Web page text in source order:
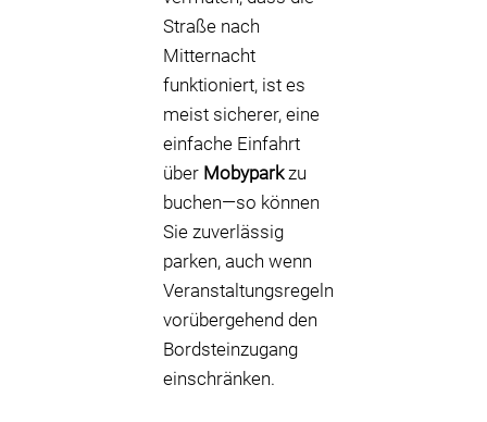
Straße nach
Mitternacht
funktioniert, ist es
meist sicherer, eine
einfache Einfahrt
über Mobyparkzu
buchen—so können
Sie zuverlässig
parken, auch wenn
Veranstaltungsregeln
vorübergehend den
Bordsteinzugang
einschränken.